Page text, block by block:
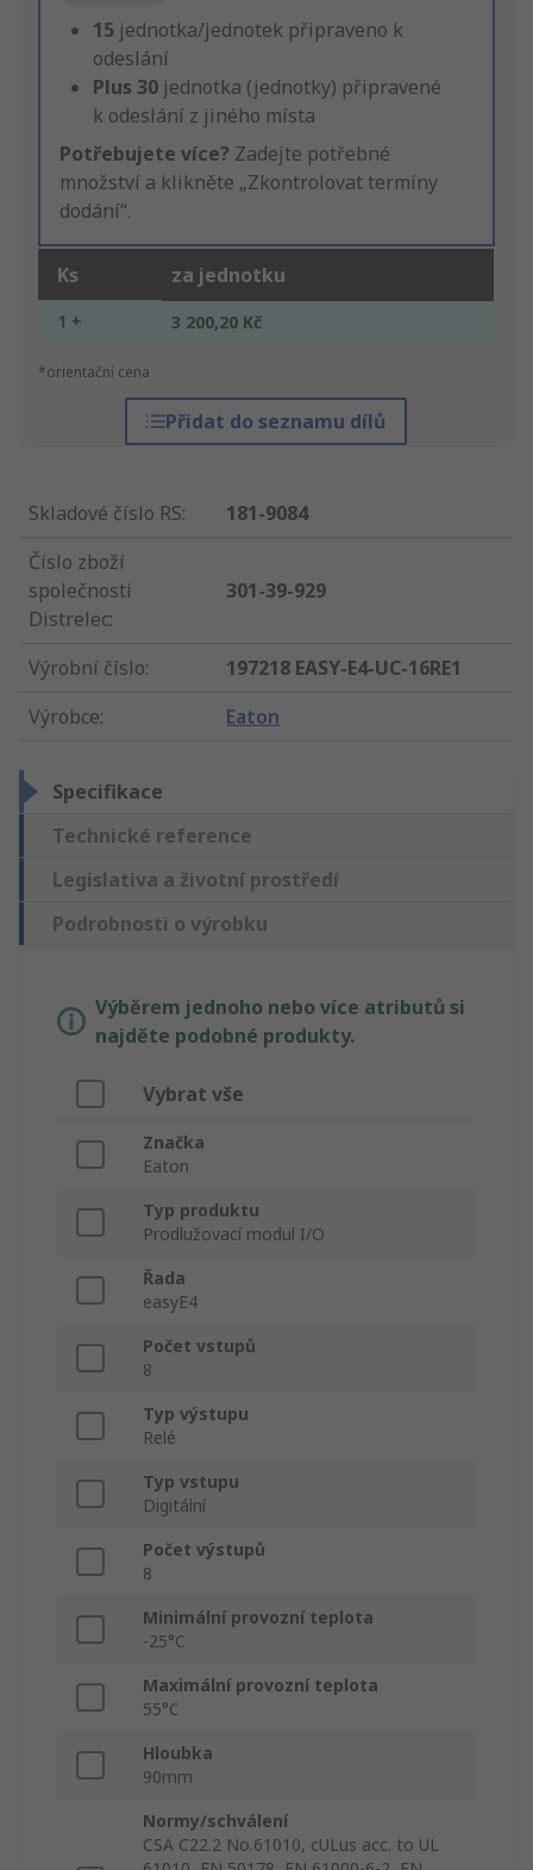
15 jednotka/jednotek připraveno k
odeslání
Plus 30 jednotka (jednotky) připravené
k odeslání z jiného místa
Potřebujete více? Zadejte potřebné
množství a klikněte „Zkontrolovat termíny
dodání“.
Ks za jednotku
1 + 3 200,20 Kč
*orientační cena
Přidat do seznamu dílů
Skladové číslo RS:
181-9084
Číslo zboží
společnosti
Distrelec:
301-39-929
Výrobní číslo:
197218 EASY-E4-UC-16RE1
Výrobce: Eaton
Specifikace
Technické reference
Legislativa a životní prostředí
Podrobnosti o výrobku
Výběrem jednoho nebo více atributů si
najděte podobné produkty.
Vybrat vše
Značka
Eaton
Typ produktu
Prodlužovací modul I/O
Řada
easyE4
Počet vstupů
8
Typ výstupu
Relé
Typ vstupu
Digitální
Počet výstupů
8
Minimální provozní teplota
-25°C
Maximální provozní teplota
55°C
Hloubka
90mm
Normy/schválení
CSA C22.2 No.61010, cULus acc. to UL